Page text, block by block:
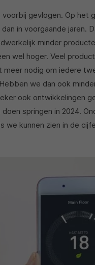
gevlogen. Op het
in voorgaande jaren.
minder
wel hoger. Veel
meer nodig om iedere
we dan ook
ook ontwikkelingen
springen in 2024.
we kunnen zien in de